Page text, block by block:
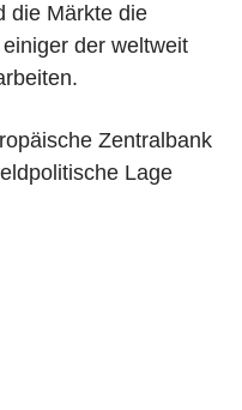
die Märkte die
der weltweit
Zentralbank
Lage